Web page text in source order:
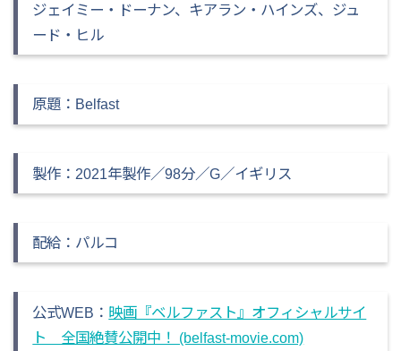
ジェイミー・ドーナン、キアラン・ハインズ、ジュ
ード・ヒル
原題：Belfast
製作：2021年製作／98分／G／イギリス
配給 ：パルコ
公式WEB ： 映画『ベルファスト』オフィシャルサイ
ト 全国絶賛公開中！ (belfast-movie.com)